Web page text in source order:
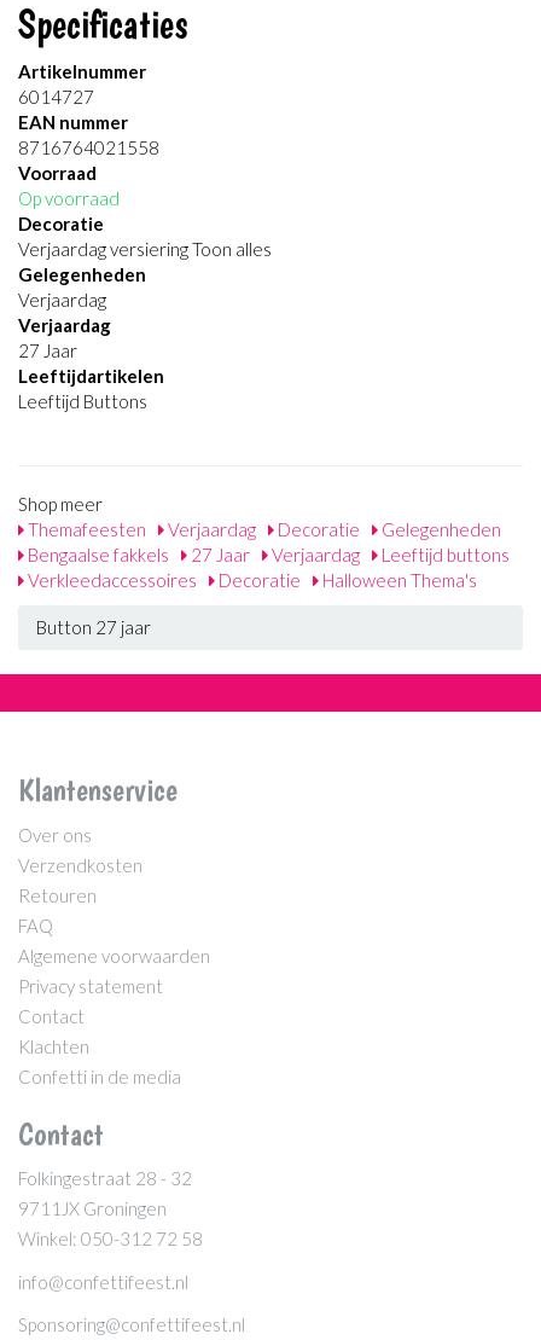
Specificaties
Artikelnummer
6014727
EAN nummer
8716764021558
Voorraad
Op voorraad
Decoratie
Verjaardag versiering Toon alles
Gelegenheden
Verjaardag
Verjaardag
27 Jaar
Leeftijdartikelen
Leeftijd Buttons
Shop meer
Themafeesten
Verjaardag Decoratie
Gelegenheden
Bengaalse fakkels
27 Jaar Verjaardag
Leeftijd buttons
Verkleedaccessoires
Decoratie Halloween Thema's
Button 27 jaar
Klantenservice
Over ons
Verzendkosten
Retouren
FAQ
Algemene voorwaarden
Privacy statement
Contact
Klachten
Confetti in de media
Contact
Folkingestraat 28 - 32
9711JX Groningen
Winkel: 050-312 72 58
info@confettifeest.nl
Sponsoring@confettifeest.nl